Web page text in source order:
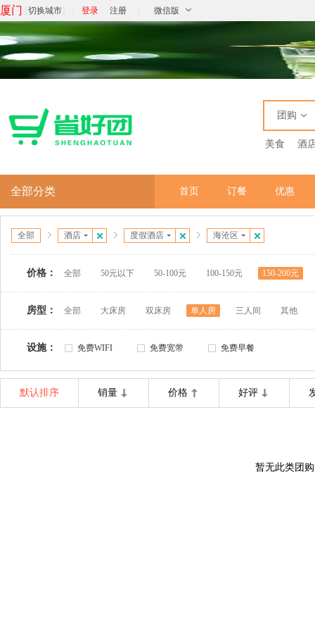
厦门 切换城市 登录 注册 微信版
团购
美食 酒
全部分类 首页 订餐 优惠
全部 酒店 度假酒店 海沧区
价格： 全部 50元以下 50-100元 100-150元 150-200元
房型： 全部 大床房 双床房 单人房 三人间 其他
设施： 免费WIFI 免费宽带 免费早餐
默认排序 销量 价格 好评
暂无此类团